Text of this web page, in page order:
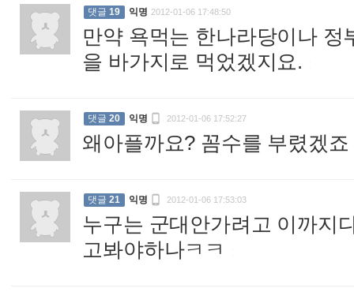
댓글 19 익명 2012-01-06 17:48:50
만약 욕먹는 한나라당이나
을 바가지로 먹었겠지요.
댓글 20 익명  2012-01-06 17:52:27
왜아플까요? 꼼수를 부렸겠
댓글 21 익명  2012-01-06 17:53:03
누구는 군대안가려고 이까지
고봐야하나ㅋㅋ